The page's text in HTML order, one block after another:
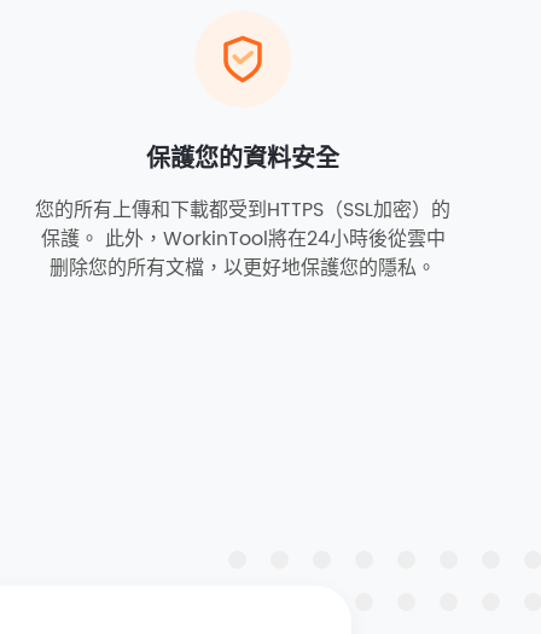
保護您的資料安全
您的所有上傳和下載都受到HTTPS（SSL加密）的
保護。 此外，WorkinTool將在24小時後從雲中
删除您的所有文檔，以更好地保護您的隱私。